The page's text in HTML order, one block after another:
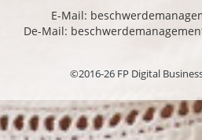
E-Mail:
De-Mail:
©2016-26 FP Digital